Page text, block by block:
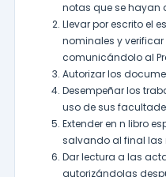
notas que se hayan
Llevar por escrito el
nominales y
comunicándolo al
Autorizar los
Desempeñar los
uso de sus
Extender en n libro
salvando al final las
Dar lectura a las
autorizándolas